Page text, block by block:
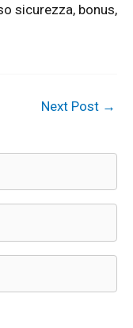
sicurezza, bonus,
Next Post →